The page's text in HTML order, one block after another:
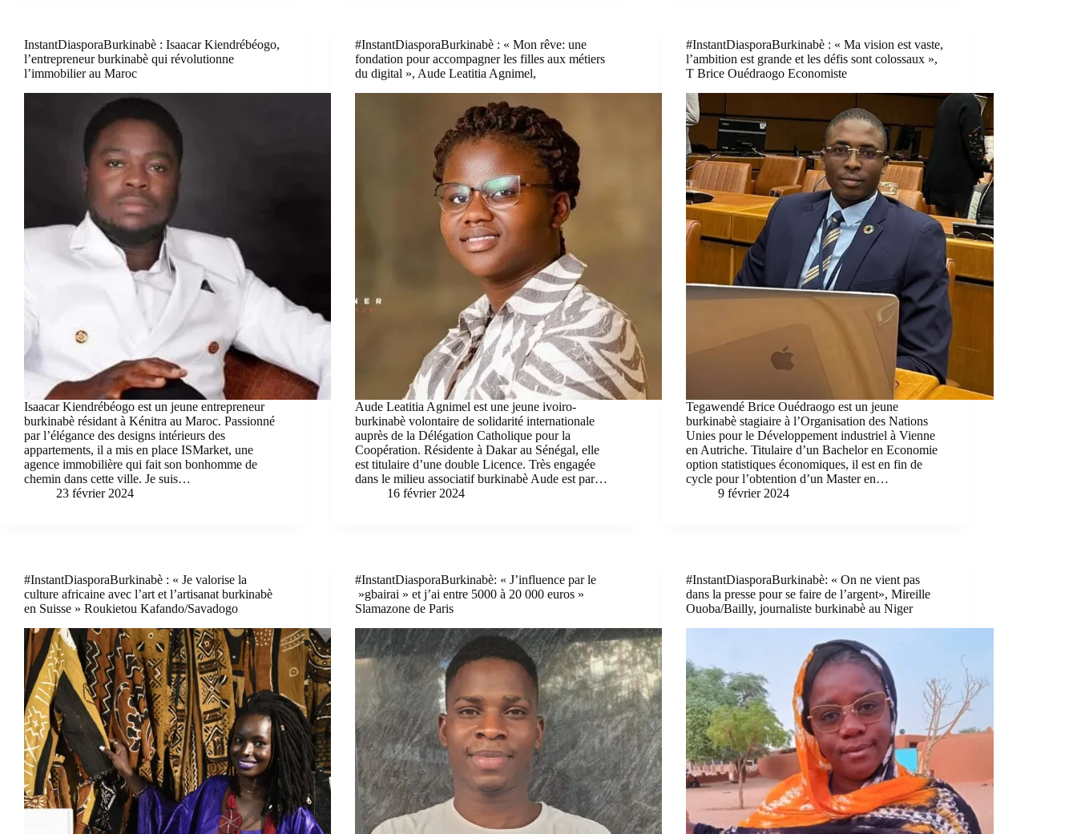
InstantDiasporaBurkinabè : Isaacar Kiendrébéogo,
l’entrepreneur burkinabè qui révolutionne
l’immobilier au Maroc
Isaacar Kiendrébéogo est un jeune entrepreneur
burkinabè résidant à Kénitra au Maroc. Passionné
par l’élégance des designs intérieurs des
appartements, il a mis en place ISMarket, une
agence immobilière qui fait son bonhomme de
chemin dans cette ville. Je suis…
23 février 2024
#InstantDiasporaBurkinabè : « Mon rêve: une
fondation pour accompagner les filles aux métiers
du digital », Aude Leatitia Agnimel,
Aude Leatitia Agnimel est une jeune ivoiro-
burkinabè volontaire de solidarité internationale
auprès de la Délégation Catholique pour la
Coopération. Résidente à Dakar au Sénégal, elle
est titulaire d’une double Licence. Très engagée
dans le milieu associatif burkinabè Aude est par…
16 février 2024
#InstantDiasporaBurkinabè : « Ma vision est vaste,
l’ambition est grande et les défis sont colossaux »,
T Brice Ouédraogo Economiste
Tegawendé Brice Ouédraogo est un jeune
burkinabè stagiaire à l’Organisation des Nations
Unies pour le Développement industriel à Vienne
en Autriche. Titulaire d’un Bachelor en Economie
option statistiques économiques, il est en fin de
cycle pour l’obtention d’un Master en…
9 février 2024
#InstantDiasporaBurkinabè : « Je valorise la
culture africaine avec l’art et l’artisanat burkinabè
en Suisse » Roukietou Kafando/Savadogo
#InstantDiasporaBurkinabè: « J’influence par le
»gbairai » et j’ai entre 5000 à 20 000 euros »
Slamazone de Paris
#InstantDiasporaBurkinabè: « On ne vient pas
dans la presse pour se faire de l’argent», Mireille
Ouoba/Bailly, journaliste burkinabè au Niger